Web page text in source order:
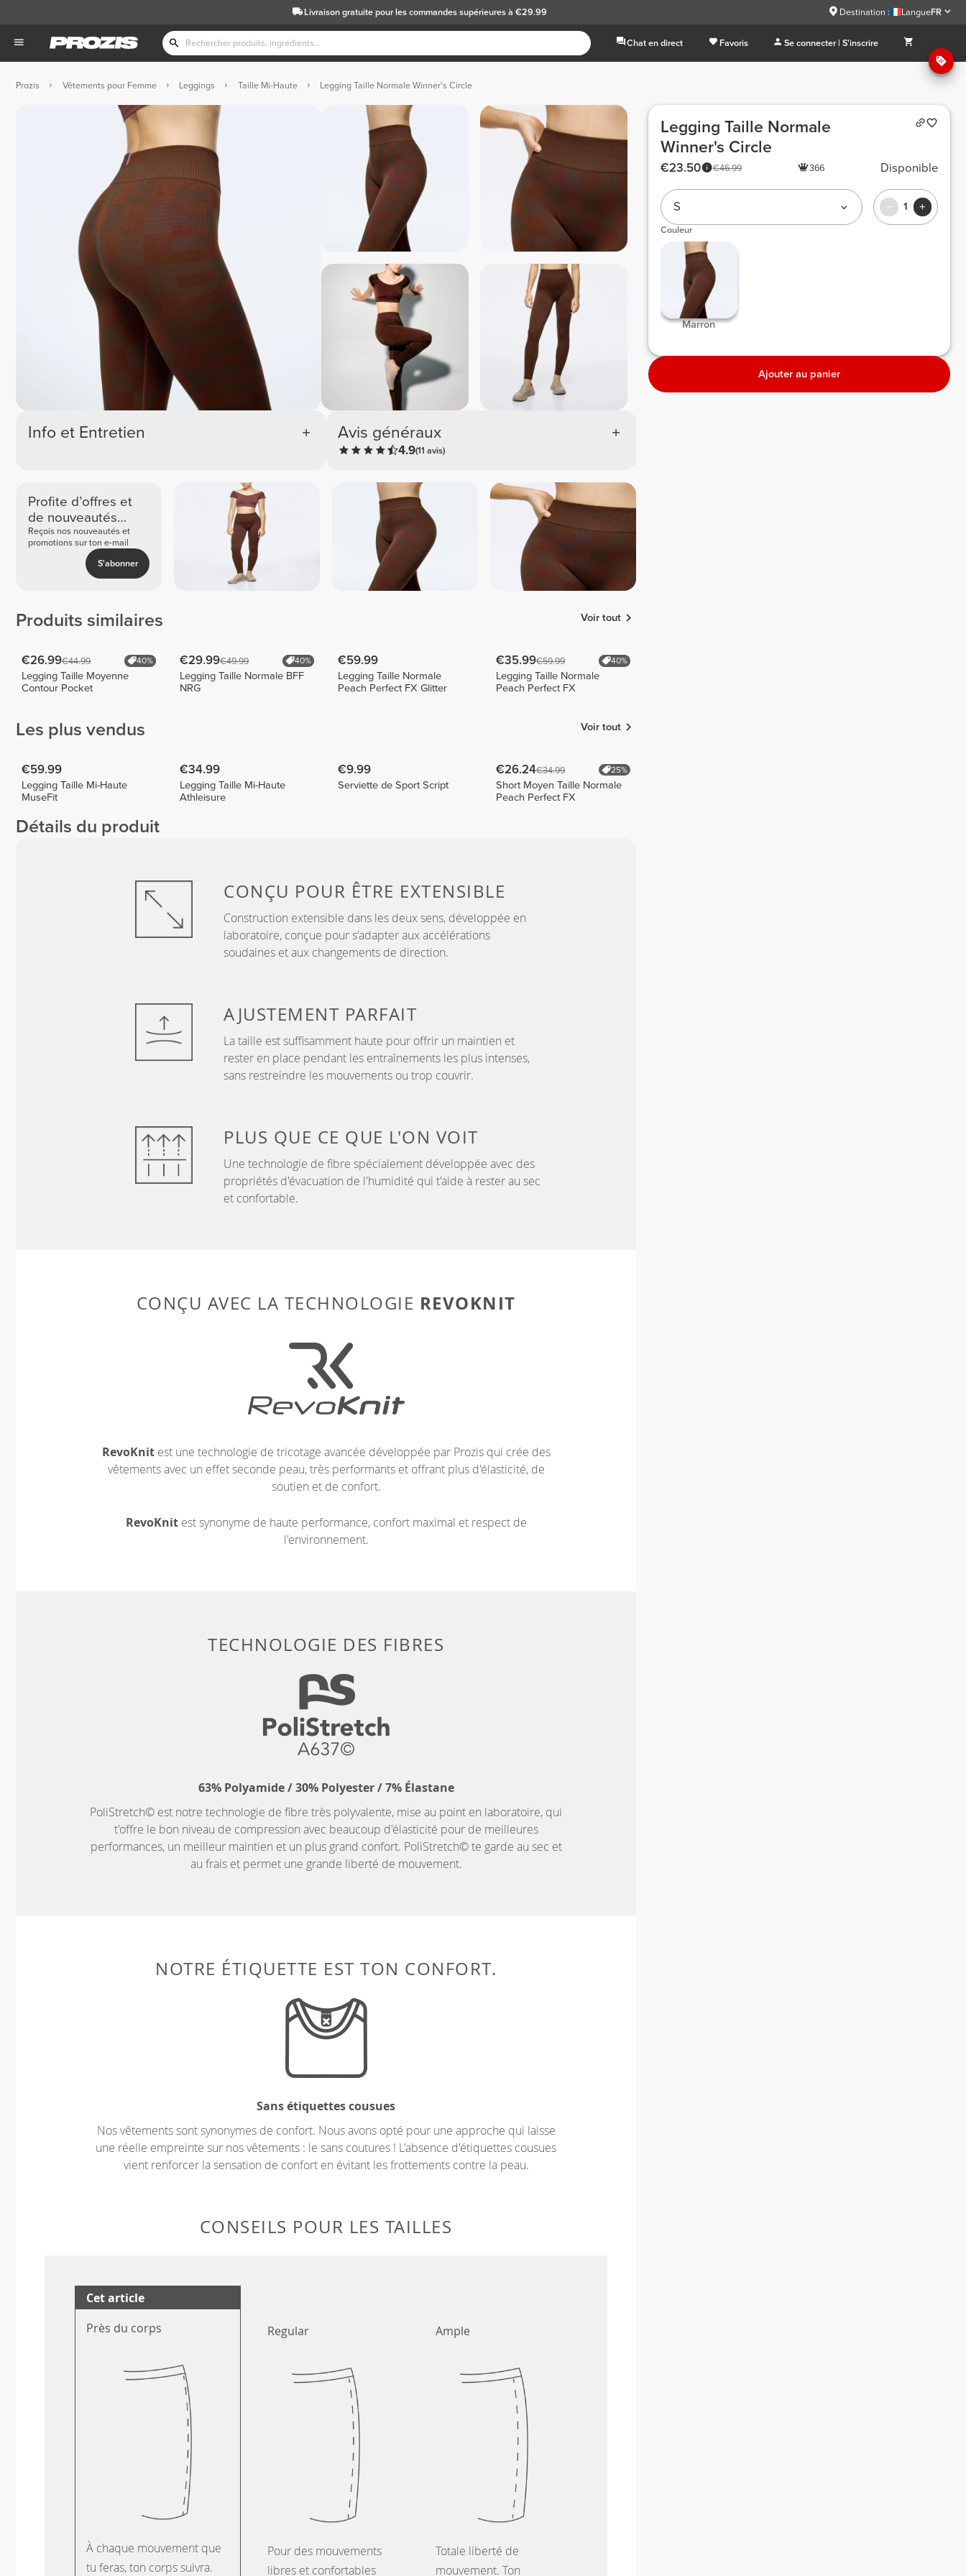
Livraison gratuitepour les commandes supérieures à €29.99 Destination : LangueFR
Chat en direct Favoris Se connecter | S'inscrire
Prozis Vêtements pour Femme Leggings Taille Mi-Haute Legging Taille Normale Winner's Circle
Info et Entretien Avis généraux
4.9(11 avis)
Profite d’offres et
de nouveautés
exclusives
Reçois nos nouveautés et
promotions sur ton e-mail
S'abonner
Produits similaires Voir tout
€26.99€44.99 40%
Legging Taille Moyenne
Contour Pocket
€29.99€49.99 40%
Legging Taille Normale BFF
NRG
€59.99
Legging Taille Normale
Peach Perfect FX Glitter
€35.99€59.99 40%
Legging Taille Normale
Peach Perfect FX
Les plus vendus Voir tout
€59.99
Legging Taille Mi-Haute
MuseFit
€34.99
Legging Taille Mi-Haute
Athleisure
€9.99
Serviette de Sport Script
€26.24€34.99 25%
Short Moyen Taille Normale
Peach Perfect FX
Détails du produit
CONÇU POUR ÊTRE EXTENSIBLE
Construction extensible dans les deux sens, développée en
laboratoire, conçue pour s'adapter aux accélérations
soudaines et aux changements de direction.
AJUSTEMENT PARFAIT
La taille est suffisamment haute pour offrir un maintien et
rester en place pendant les entraînements les plus intenses,
sans restreindre les mouvements ou trop couvrir.
PLUS QUE CE QUE L'ON VOIT
Une technologie de fibre spécialement développée avec des
propriétés d'évacuation de l'humidité qui t'aide à rester au sec
et confortable.
CONÇU AVEC LA TECHNOLOGIE REVOKNIT
RevoKnitest une technologie de tricotage avancée développée par Prozis qui crée des
vêtements avec un effet seconde peau, très performants et offrant plus d'élasticité, de
soutien et de confort.
RevoKnitest synonyme de haute performance, confort maximal et respect de
l'environnement.
TECHNOLOGIE DES FIBRES
63% Polyamide / 30% Polyester / 7% Élastane
PoliStretch© est notre technologie de fibre très polyvalente, mise au point en laboratoire, qui
t'offre le bon niveau de compression avec beaucoup d'élasticité pour de meilleures
performances, un meilleur maintien et un plus grand confort. PoliStretch© te garde au sec et
au frais et permet une grande liberté de mouvement.
NOTRE ÉTIQUETTE EST TON CONFORT.
Sans étiquettes cousues
Nos vêtements sont synonymes de confort. Nous avons opté pour une approche qui laisse
une réelle empreinte sur nos vêtements : le sans coutures ! L'absence d'étiquettes cousues
vient renforcer la sensation de confort en évitant les frottements contre la peau.
CONSEILS POUR LES TAILLES
Cet article
Près du corps
À chaque mouvement que
tu feras, ton corps suivra.
Regular
Pour des mouvements
libres et confortables
Ample
Totale liberté de
mouvement. Ton
Legging Taille Normale
Winner's Circle
€46.99
€23.50 366 Disponible
S 1
Couleur
Marron
Ajouter au panier